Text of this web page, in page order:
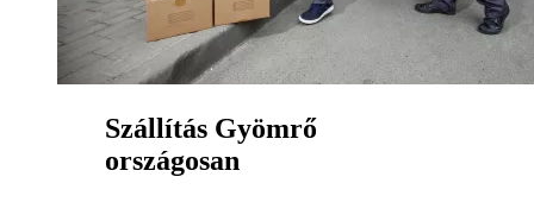
Szállítás Gyömrő
országosan